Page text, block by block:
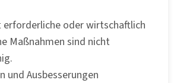
erforderliche oder wirtschaftlich
Maßnahmen sind nicht
und Ausbesserungen